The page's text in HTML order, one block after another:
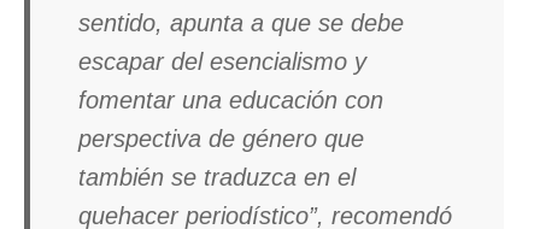
sentido, apunta a que se debe
escapar del esencialismo y
fomentar una educación con
perspectiva de género que
también se traduzca en el
quehacer periodístico”, recomendó